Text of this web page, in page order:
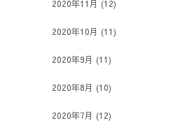
2020年11月 (12)
2020年10月 (11)
2020年9月 (11)
2020年8月 (10)
2020年7月 (12)